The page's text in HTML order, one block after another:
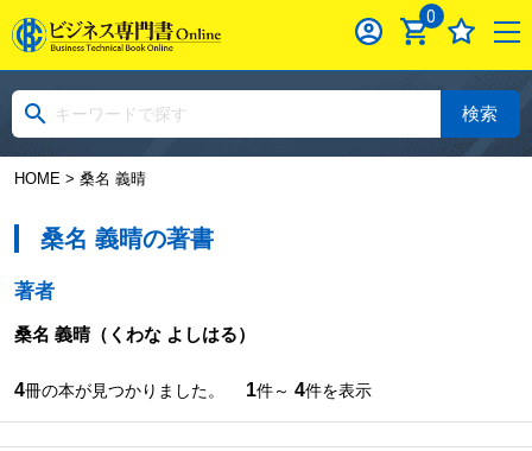
0
検索
HOME> 桑名 義晴
桑名 義晴の著書
著者
桑名 義晴（くわな よしはる）
4冊の本が見つかりました。 1件～ 4件を表示